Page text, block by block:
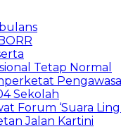
Tetap Normal
Sekolah
Forum ‘Suara
Jalan Kartini